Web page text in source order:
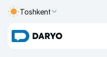
Toshkent